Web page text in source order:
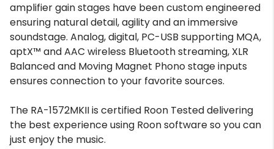
amplifier gain stages have been custom engineered
ensuring natural detail, agility and an immersive
soundstage. Analog, digital, PC-USB supporting MQA,
aptX™ and AAC wireless Bluetooth streaming, XLR
Balanced and Moving Magnet Phono stage inputs
ensures connection to your favorite sources.
The RA-1572MKII is certified Roon Tested delivering
the best experience using Roon software so you can
just enjoy the music.